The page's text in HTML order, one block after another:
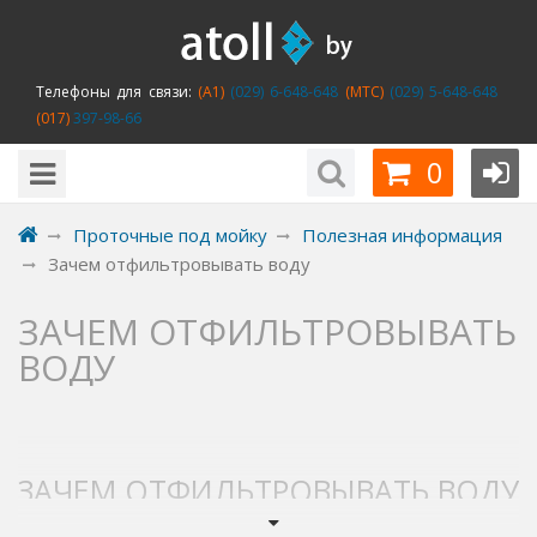
Телефоны для связи: (A1)(029) 6-648-648 (MTC)(029) 5-648-648
(017)397-98-66
0
Проточные под мойку
Полезная информация
Зачем отфильтровывать воду
ЗАЧЕМ ОТФИЛЬТРОВЫВАТЬ
ВОДУ
ЗАЧЕМ ОТФИЛЬТРОВЫВАТЬ ВОДУ
ОТ РАСТВОРЕННЫХ В НЕЙ